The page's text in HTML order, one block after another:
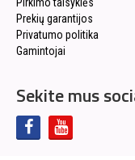
Prekių garantijos
Privatumo politika
Gamintojai
Sekite mus